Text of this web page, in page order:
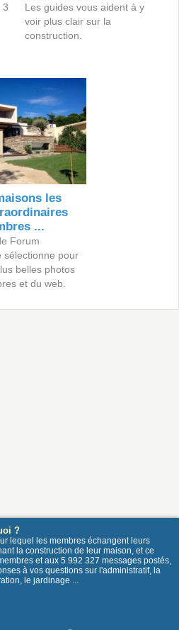
3
Les guides vous aident à y
voir plus clair sur la
construction.
les
...
Forum
sélectionne pour
belles photos
et du web.
?
lequel les membres échangent leurs
la construction de leur maison, et ce
et aux 5 992 327 messages postés,
à vos questions sur l'administratif, la
le jardinage ...